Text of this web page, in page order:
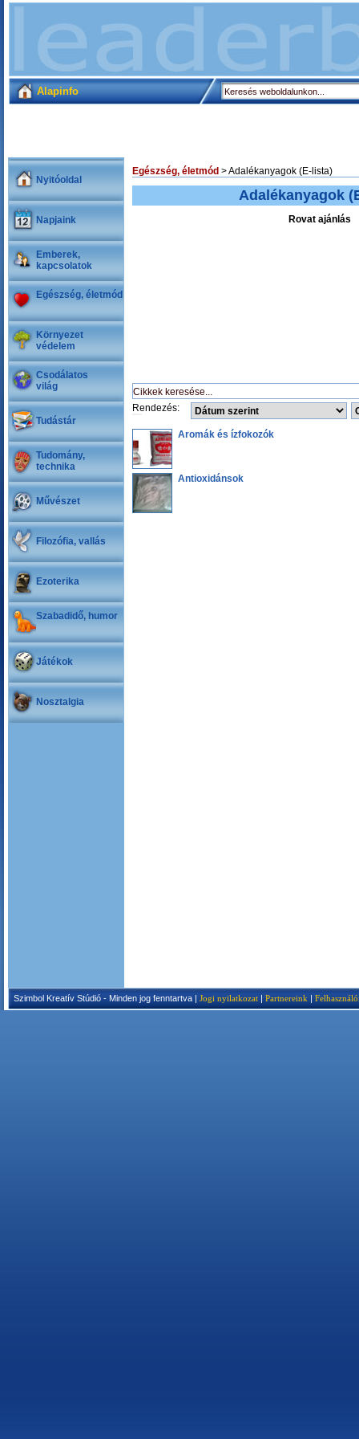
Alapinfo
Nyitóoldal
Napjaink
Emberek,
kapcsolatok
Egészség, életmód
Környezet
védelem
Csodálatos
világ
Tudástár
Tudomány,
technika
Művészet
Filozófia, vallás
Ezoterika
Szabadidő, humor
Játékok
Nosztalgia
Egészség, életmód > Adalékanyagok (E-lista)
Adalékanyagok
Rovat ajánlás
Rendezés:
Aromák és ízfokozók
Antioxidánsok
Szimbol Kreatív Stúdió - Minden jog fenntartva | Jogi nyilatkozat | Partnereink |